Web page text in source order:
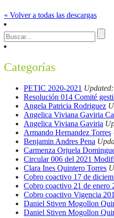
« Volver a todas las descargas
Categorías
PETIC 2020-2021
Resolución 014 Comité
Angela Patricia Rodriguez
Angelica Viviana Gaviria
Angelica Viviana Gaviria
Armando Hernandez Torres
Benjamin Andres Pena
Carmenza Orjuela
Circular 006 del 2021
Clara Ines Quintero Torres
Cobro coactivo 17 de
Cobro coactivo 21 de enero
Cobro coactivo Vigencia
Daniel Stiven Mogollon
Daniel Stiven Mogollon